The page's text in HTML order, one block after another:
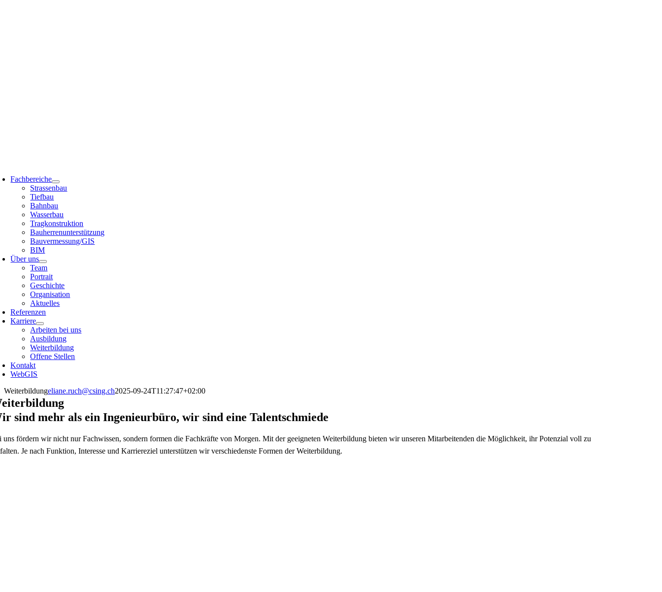
Fachbereiche
Strassenbau
Tiefbau
Bahnbau
Wasserbau
Tragkonstruktion
Bauherrenunterstützung
Bauvermessung/GIS
BIM
Über uns
Team
Portrait
Geschichte
Organisation
Aktuelles
Referenzen
Karriere
Arbeiten bei uns
Ausbildung
Weiterbildung
Offene Stellen
Kontakt
WebGIS
Weiterbildungeliane.ruch@csing.ch2025-09-24T11:27:47+02:00
sind mehr als ein Ingenieurbüro, wir sind eine Talentschmiede
uns fördern wir nicht nur Fachwissen, sondern formen die Fachkräfte von Morgen. Mit der geeigneten Weiterbildung bieten wir unseren Mitarbeitenden die Möglichkeit, ihr Potenzial voll zu
Je nach Funktion, Interesse und Karriereziel unterstützen wir verschiedenste Formen der Weiterbildung.